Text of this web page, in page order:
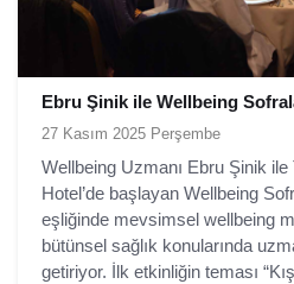
Ebru Şinik ile Wellbeing
27 Kasım 2025 Perşembe
Wellbeing Uzmanı Ebru Şinik
Hotel’de başlayan Wellbeing
eşliğinde mevsimsel wellbeing
bütünsel sağlık konularında
getiriyor. İlk etkinliğin teması